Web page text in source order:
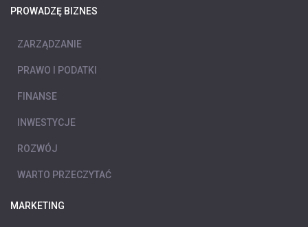
PROWADZĘ BIZNES
ZARZĄDZANIE
PRAWO I PODATKI
FINANSE
INWESTYCJE
ROZWÓJ
WARTO PRZECZYTAĆ
MARKETING